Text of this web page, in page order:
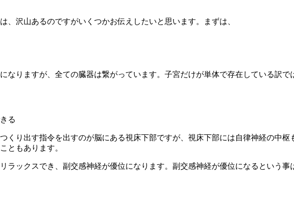
、沢山あるのですがいくつかお伝えしたいと思います。まずは、
なりますが、全ての臓器は繋がっています。子宮だけが単体で存在している訳
る
くり出す指令を出すのが脳にある視床下部ですが、視床下部には自律神経の中
ともあります。
ラックスでき、副交感神経が優位になります。副交感神経が優位になるという